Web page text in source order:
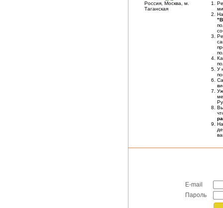
Россия, Москва, м.
Таганская
У
E-mail
Пароль